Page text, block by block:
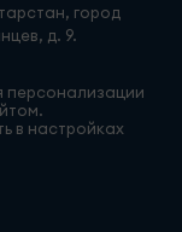
город
д. 9.
персонализации
в настройках